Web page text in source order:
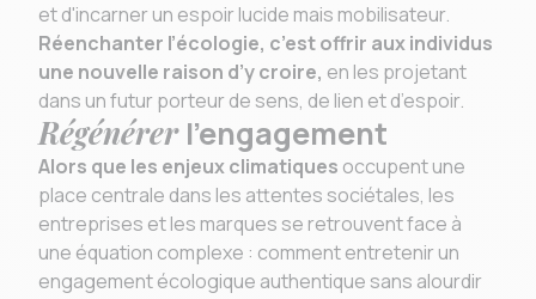
et d'incarner un espoir lucide mais mobilisateur.
Réenchanter l’écologie, c’est offrir aux individus
une nouvelle raison d’y croire, en les projetant
dans un futur porteur de sens, de lien et d’espoir.
Régénérer l’engagement
Alors que les enjeux climatiques occupent une
place centrale dans les attentes sociétales, les
entreprises et les marques se retrouvent face à
une équation complexe : comment entretenir un
engagement écologique authentique sans alourdir